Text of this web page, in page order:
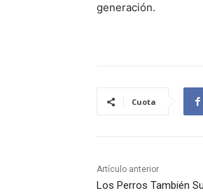
generación.
Cuota
Artículo anterior
Los Perros También